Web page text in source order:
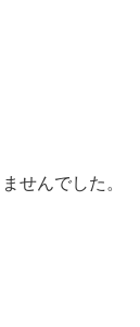
せんでした。